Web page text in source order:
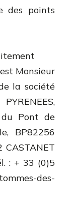
des points
Monsieur
la société
Pont de
BP82256
CASTANET
: + 33 (0)5
des-